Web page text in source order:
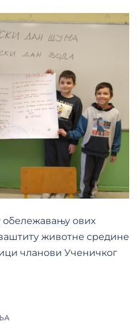
обележавању ових
животне средине
чланови Ученичког